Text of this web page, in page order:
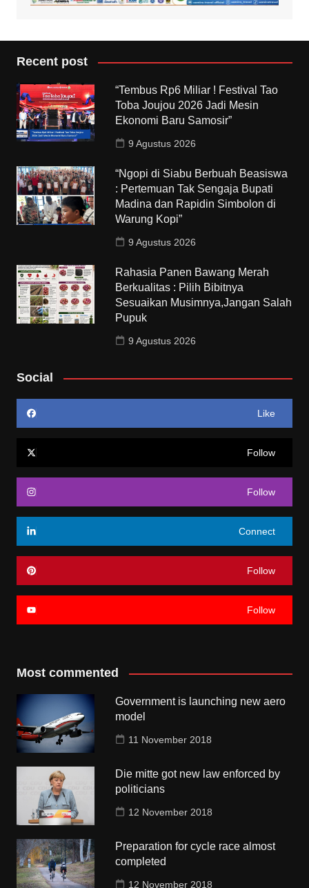
Recent post
“Tembus Rp6 Miliar ! Festival Tao
Toba Joujou 2026 Jadi Mesin
Ekonomi Baru Samosir”
9 Agustus 2026
“Ngopi di Siabu Berbuah Beasiswa
: Pertemuan Tak Sengaja Bupati
Madina dan Rapidin Simbolon di
Warung Kopi”
9 Agustus 2026
Rahasia Panen Bawang Merah
Berkualitas : Pilih Bibitnya
Sesuaikan Musimnya,Jangan Salah
Pupuk
9 Agustus 2026
Social
Like
Follow
Follow
Connect
Follow
Follow
Most commented
Government is launching new aero
model
11 November 2018
Die mitte got new law enforced by
politicians
12 November 2018
Preparation for cycle race almost
completed
12 November 2018